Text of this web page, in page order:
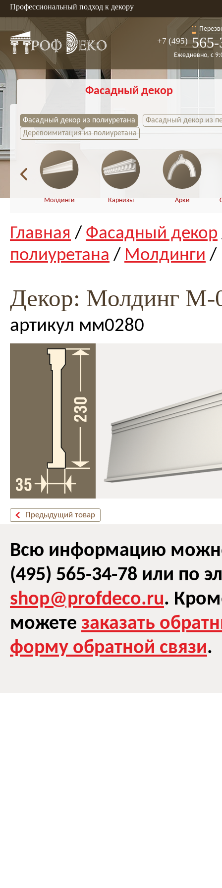
Профессиональный подход к декору
+7 (495)
Ежедневно, с
Фасадный декор
Фасадный декор из полиуретана
Фасадный декор из
Деревоимитация из полиуретана
Молдинги Карнизы Арки
Главная / Фасадный декор
полиуретана / Молдинги /
Декор: Молдинг М-
артикул мм0280
Предыдущий товар
Всю информацию
(495) 565-34-78 или по
shop@profdeco.ru.
можете заказать
форму обратной связи.